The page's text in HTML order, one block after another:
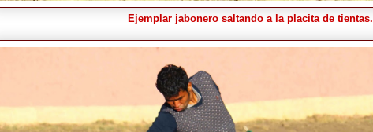
Ejemplar jabonero saltando a la placita de tientas.